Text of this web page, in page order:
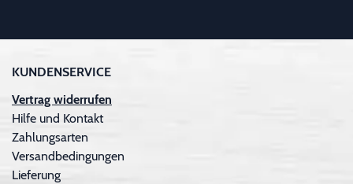
KUNDENSERVICE
Vertrag widerrufen
Hilfe und Kontakt
Zahlungsarten
Versandbedingungen
Lieferung